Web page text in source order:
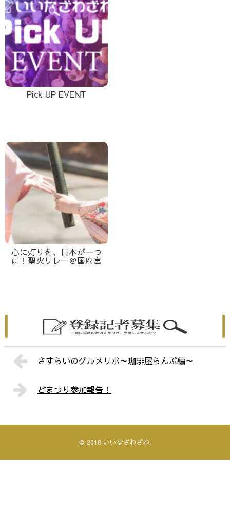
Pick UP EVENT
心に灯りを、日本が一つ
に！聖火リレー＠国府宮
さすらいのグルメリポ～珈琲屋らんぷ編～
どまつり参加報告！
© 2018 いいなざわざわ.